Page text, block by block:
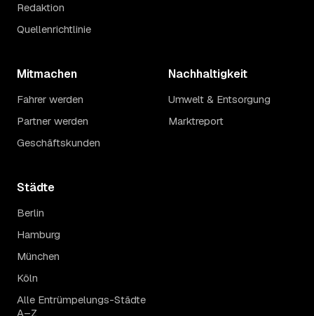
Redaktion
Quellenrichtlinie
Mitmachen
Fahrer werden
Partner werden
Geschäftskunden
Nachhaltigkeit
Umwelt & Entsorgung
Marktreport
Städte
Berlin
Hamburg
München
Köln
Alle Entrümpelungs-Städte
A–Z